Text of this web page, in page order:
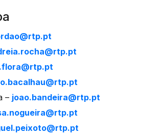
– joao.bandeira@rtp.pt